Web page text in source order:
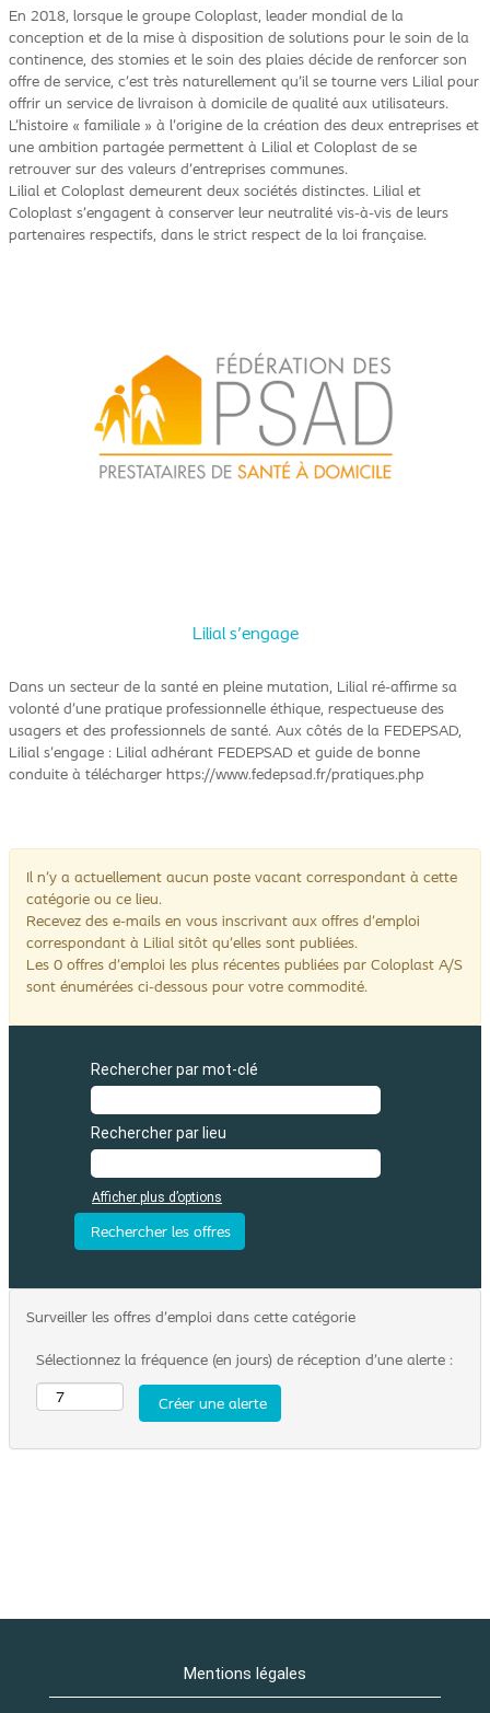
En 2018, lorsque le groupe Coloplast, leader mondial de la
conception et de la mise à disposition de solutions pour le soin de la
continence, des stomies et le soin des plaies décide de renforcer son
offre de service, c’est très naturellement qu’il se tourne vers Lilial pour
offrir un service de livraison à domicile de qualité aux utilisateurs.
L’histoire « familiale » à l’origine de la création des deux entreprises et
une ambition partagée permettent à Lilial et Coloplast de se
retrouver sur des valeurs d’entreprises communes.
Lilial et Coloplast demeurent deux sociétés distinctes. Lilial et
Coloplast s’engagent à conserver leur neutralité vis-à-vis de leurs
partenaires respectifs, dans le strict respect de la loi française.
Lilial s'engage
Dans un secteur de la santé en pleine mutation, Lilial ré-affirme sa
volonté d’une pratique professionnelle éthique, respectueuse des
usagers et des professionnels de santé. Aux côtés de la FEDEPSAD,
Lilial s’engage : Lilial adhérant FEDEPSAD et guide de bonne
conduite à télécharger https://www.fedepsad.fr/pratiques.php
Il n’y a actuellement aucun poste vacant correspondant à cette
catégorie ou ce lieu.
Recevez des e-mails en vous inscrivant aux offres d’emploi
correspondant à Lilial sitôt qu’elles sont publiées.
Les 0 offres d’emploi les plus récentes publiées par Coloplast A/S
sont énumérées ci-dessous pour votre commodité.
Rechercher par mot-clé
Rechercher par lieu
Afficher plus d’options
Surveiller les offres d’emploi dans cette catégorie
Sélectionnez la fréquence (en jours) de réception d’une alerte :
Mentions légales